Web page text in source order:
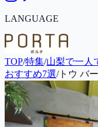
LANGUAGE
TOP/特集/山梨で一人
おすすめ7選/トウ バ